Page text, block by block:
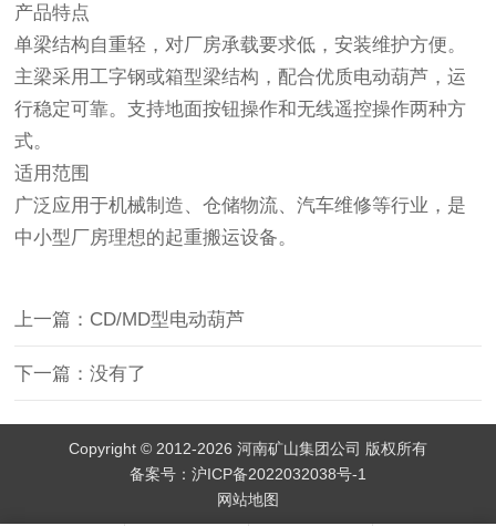
产品特点
单梁结构自重轻，对厂房承载要求低，安装维护方便。
主梁采用工字钢或箱型梁结构，配合优质电动葫芦，运
行稳定可靠。支持地面按钮操作和无线遥控操作两种方
式。
适用范围
广泛应用于机械制造、仓储物流、汽车维修等行业，是
中小型厂房理想的起重搬运设备。
上一篇：CD/MD型电动葫芦
下一篇：没有了
Copyright © 2012-2026 河南矿山集团公司 版权所有
备案号： 沪ICP备2022032038号-1
网站地图